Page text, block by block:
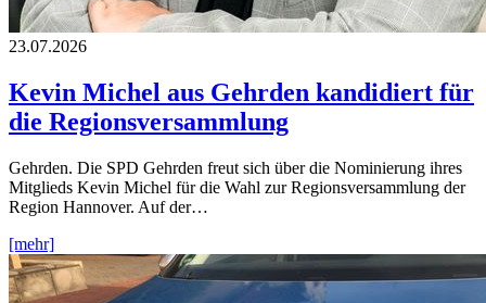
23.07.2026
Kevin Michel aus Gehrden kandidiert für
die Regionsversammlung
Gehrden. Die SPD Gehrden freut sich über die Nominierung ihres
Mitglieds Kevin Michel für die Wahl zur Regionsversammlung der
Region Hannover. Auf der…
[mehr]